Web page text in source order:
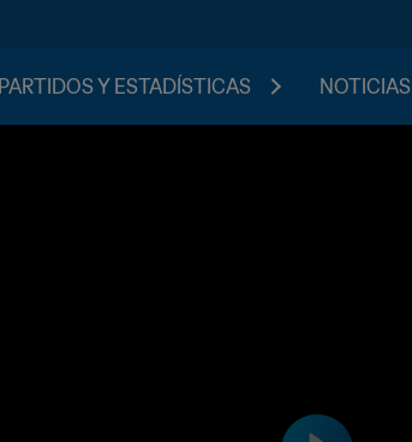
PARTIDOS Y ESTADÍSTICAS NOTICIAS